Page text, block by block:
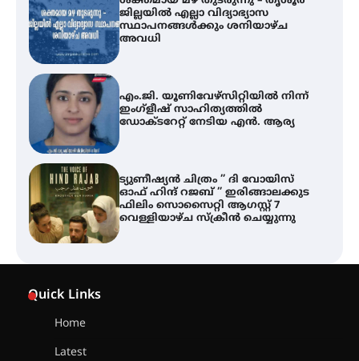
എം.ജി. യൂണിവേഴ്‌സിറ്റിയിൽ നിന്ന്
ഇംഗ്ളീഷ് സാഹിത്യത്തിൽ
ഡോക്ടറേറ്റ് നേടിയ എൻ. ആര്യ
ട്യുണീഷ്യൻ ചിത്രം ” ദി വോയിസ്
ഓഫ് ഹിന്ദ് റജബ് ” ഇരിങ്ങാലക്കുട
ഫിലിം സൊസൈറ്റി ആഗസ്റ്റ് 7
വെള്ളിയാഴ്ച സ്‌ക്രീൻ ചെയ്യുന്നു
തിരനോട്ടം ‘അരങ്ങ് 2026’ ഉണർന്നു
Quick Links
Home
Latest